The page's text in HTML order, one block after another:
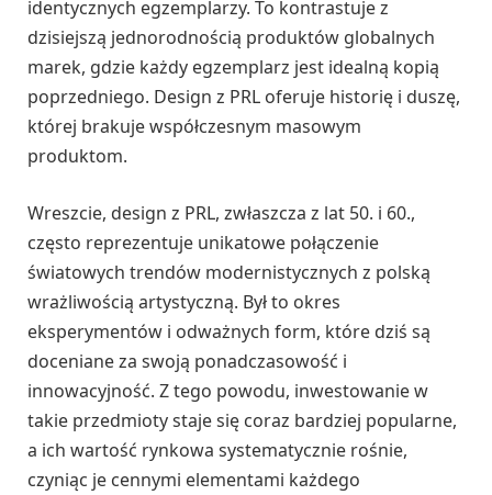
identycznych egzemplarzy. To kontrastuje z
dzisiejszą jednorodnością produktów globalnych
marek, gdzie każdy egzemplarz jest idealną kopią
poprzedniego. Design z PRL oferuje historię i duszę,
której brakuje współczesnym masowym
produktom.
Wreszcie, design z PRL, zwłaszcza z lat 50. i 60.,
często reprezentuje unikatowe połączenie
światowych trendów modernistycznych z polską
wrażliwością artystyczną. Był to okres
eksperymentów i odważnych form, które dziś są
doceniane za swoją ponadczasowość i
innowacyjność. Z tego powodu, inwestowanie w
takie przedmioty staje się coraz bardziej popularne,
a ich wartość rynkowa systematycznie rośnie,
czyniąc je cennymi elementami każdego